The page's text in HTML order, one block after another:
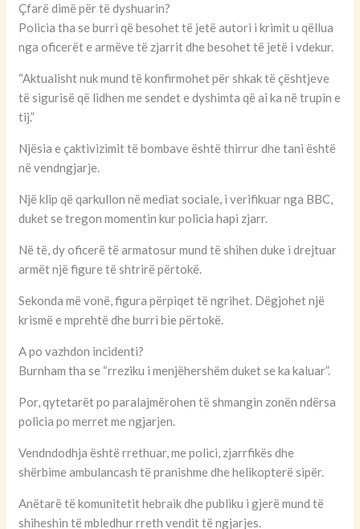
Çfarë dimë për të dyshuarin?
Policia tha se burri që besohet të jetë autori i krimit u qëllua
nga oficerët e armëve të zjarrit dhe besohet të jetë i vdekur.
“Aktualisht nuk mund të konfirmohet për shkak të çështjeve
të sigurisë që lidhen me sendet e dyshimta që ai ka në trupin e
tij.”
Njësia e çaktivizimit të bombave është thirrur dhe tani është
në vendngjarje.
Një klip që qarkullon në mediat sociale, i verifikuar nga BBC,
duket se tregon momentin kur policia hapi zjarr.
Në të, dy oficerë të armatosur mund të shihen duke i drejtuar
armët një figure të shtrirë përtokë.
Sekonda më vonë, figura përpiqet të ngrihet. Dëgjohet një
krismë e mprehtë dhe burri bie përtokë.
A po vazhdon incidenti?
Burnham tha se “rreziku i menjëhershëm duket se ka kaluar”.
Por, qytetarët po paralajmërohen të shmangin zonën ndërsa
policia po merret me ngjarjen.
Vendndodhja është rrethuar, me polici, zjarrfikës dhe
shërbime ambulancash të pranishme dhe helikopterë sipër.
Anëtarë të komunitetit hebraik dhe publiku i gjerë mund të
shiheshin të mbledhur rreth vendit të ngjarjes.